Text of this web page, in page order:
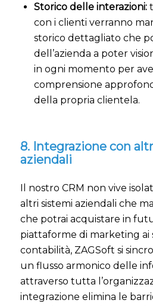
Storico delle interazioni:
con i clienti verranno
storico dettagliato che
dell’azienda a poter
in ogni momento per
comprensione
della propria clientela.
8. Integrazione con
aziendali
Il nostro CRM non vive
altri sistemi aziendali che
che potrai acquistare in
piattaforme di marketing ai
contabilità, ZAGSoft si
un flusso armonico delle
attraverso tutta
integrazione elimina le